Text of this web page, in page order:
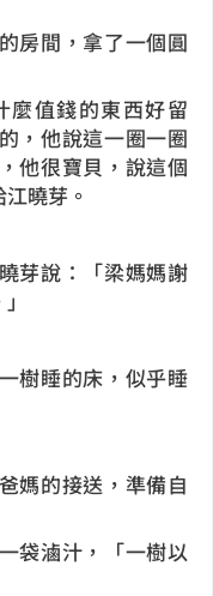
間，拿了一個圓
值錢的東西好留
，他說這一圈一圈
他很寶貝，說這個
曉芽。
說：「梁媽媽謝
睡的床，似乎睡
的接送，準備自
滷汁，「一樹以